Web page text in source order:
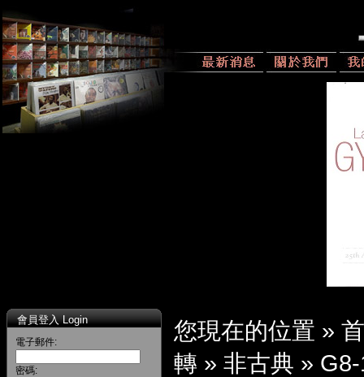
會員登入 Login
電子郵件:
密碼:
您現在的位置 »
轉 » 非古典 »